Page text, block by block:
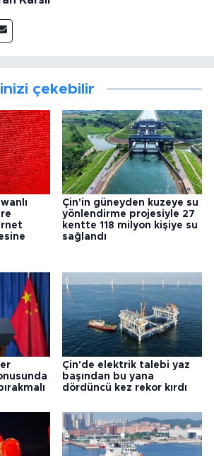
çekebilir
Çin'in güneyden kuzeye su
yönlendirme projesiyle 27
kentte 118 milyon kişiye su
sağlandı
Çin'de elektrik talebi yaz
başından bu yana
dördüncü kez rekor kırdı